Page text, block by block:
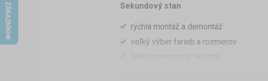
Sekundový stan
rýchla montáž a demontáž
veľký výber farieb a rozmerov